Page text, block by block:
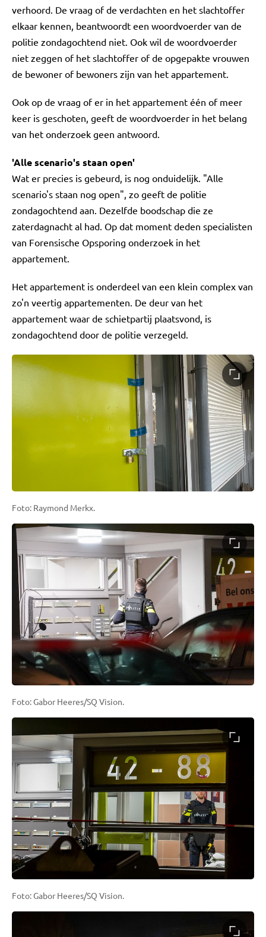
verhoord. De vraag of de verdachten en het slachtoffer
elkaar kennen, beantwoordt een woordvoerder van de
politie zondagochtend niet. Ook wil de woordvoerder
niet zeggen of het slachtoffer of de opgepakte vrouwen
de bewoner of bewoners zijn van het appartement.
Ook op de vraag of er in het appartement één of meer
keer is geschoten, geeft de woordvoerder in het belang
van het onderzoek geen antwoord.
'Alle scenario's staan open'
Wat er precies is gebeurd, is nog onduidelijk. "Alle
scenario's staan nog open", zo geeft de politie
zondagochtend aan. Dezelfde boodschap die ze
zaterdagnacht al had. Op dat moment deden specialisten
van Forensische Opsporing onderzoek in het
appartement.
Het appartement is onderdeel van een klein complex van
zo'n veertig appartementen. De deur van het
appartement waar de schietpartij plaatsvond, is
zondagochtend door de politie verzegeld.
Foto: Raymond Merkx.
Foto: Gabor Heeres/SQ Vision.
Foto: Gabor Heeres/SQ Vision.